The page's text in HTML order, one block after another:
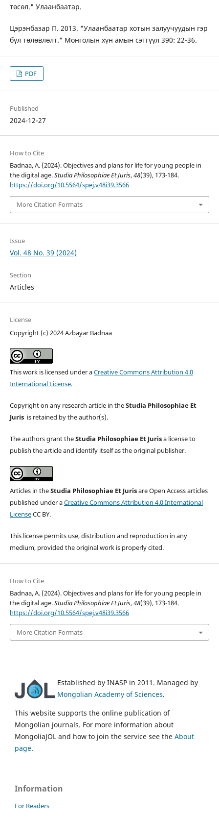
төсөл." Улаанбаатар.
Цэрэнбазар П. 2013. "Улаанбаатар хотын залуучуудын гэр
бүл төлөвлөлт." Монголын хүн амын сэтгүүл 390: 22-36.
PDF
Published
2024-12-27
How to Cite
Badnaa, A. (2024). Objectives and plans for life for young people in
the digital age.Studia Philosophiae Et Juris,48(39), 173-184.
https://doi.org/10.5564/spej.v48i39.3566
More Citation Formats
Issue
Vol. 48 No. 39 (2024)
Section
Articles
License
Copyright (c) 2024 Azbayar Badnaa
This work is licensed under aCreative Commons Attribution 4.0
International License.
Copyright on any research article in theStudia Philosophiae Et
Juris is retained by the author(s).
The authors grant theStudia Philosophiae Et Jurisa license to
publish the article and identify itself as the original publisher.
Articles in theStudia Philosophiae Et Jurisare Open Access articles
published under aCreative Commons Attribution 4.0 International
LicenseCC BY.
This license permits use, distribution and reproduction in any
medium, provided the original work is properly cited.
How to Cite
Badnaa, A. (2024). Objectives and plans for life for young people in
the digital age.Studia Philosophiae Et Juris,48(39), 173-184.
https://doi.org/10.5564/spej.v48i39.3566
More Citation Formats
Established by INASP in 2011. Managed by
Mongolian Academy of Sciences.
This website supports the online publication of
Mongolian journals. For more information about
MongoliaJOL and how to join the service see the About
page.
Information
For Readers